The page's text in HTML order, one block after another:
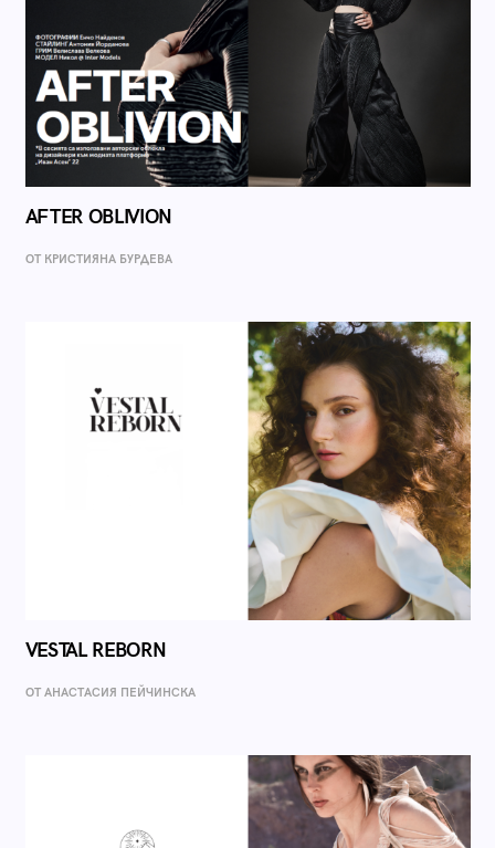
AFTER OBLIVION
ОТ КРИСТИЯНА БУРДЕВА
VESTAL REBORN
ОТ AНАСТАСИЯ ПЕЙЧИНСКА